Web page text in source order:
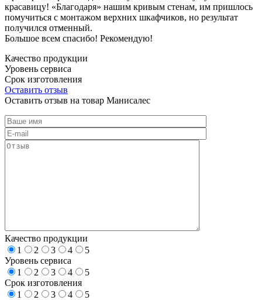
красавицу! «Благодаря» нашим кривым стенам, им пришлось
помучиться с монтажом верхних шкафчиков, но результат
получился отменный.
Большое всем спасибо! Рекомендую!
Качество продукции
Уровень сервиса
Срок изготовления
Оставить отзыв
Оставить отзыв на товар Манисалес
Качество продукции
1
2 3 4
5
Уровень сервиса
1
2 3 4
5
Срок изготовления
1
2 3 4
5